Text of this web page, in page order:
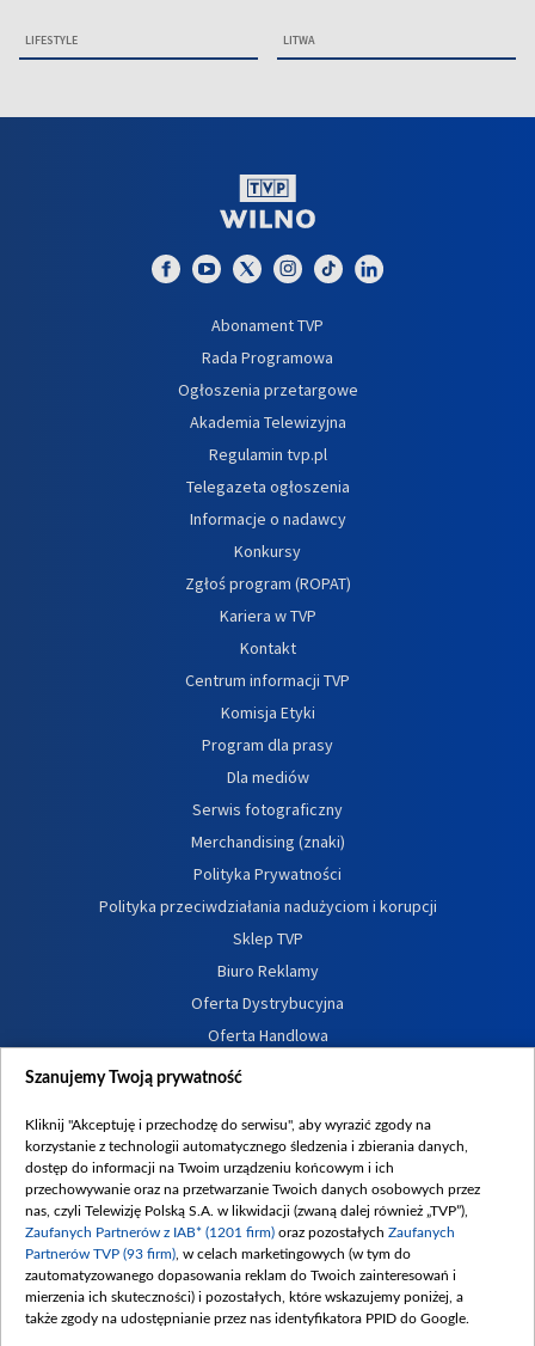
LIFESTYLE LITWA
Abonament TVP
Rada Programowa
Ogłoszenia przetargowe
Akademia Telewizyjna
Regulamin tvp.pl
Telegazeta ogłoszenia
Informacje o nadawcy
Konkursy
Zgłoś program (ROPAT)
Kariera w TVP
Kontakt
Centrum informacji TVP
Komisja Etyki
Program dla prasy
Dla mediów
Serwis fotograficzny
Merchandising (znaki)
Polityka Prywatności
Polityka przeciwdziałania nadużyciom i korupcji
Sklep TVP
Biuro Reklamy
Oferta Dystrybucyjna
Oferta Handlowa
Dostępność
Procedura zgłoszeń wewnętrznych
Szanujemy Twoją prywatność
Kliknij "Akceptuję i przechodzę do serwisu", aby wyrazić zgody na
korzystanie z technologii automatycznego śledzenia i zbierania danych,
dostęp do informacji na Twoim urządzeniu końcowym i ich
przechowywanie oraz na przetwarzanie Twoich danych osobowych przez
nas, czyli Telewizję Polską S.A. w likwidacji (zwaną dalej również „TVP”),
Zaufanych Partnerów z IAB* (1201 firm) oraz pozostałych Zaufanych
Partnerów TVP (93 firm) , w celach marketingowych (w tym do
zautomatyzowanego dopasowania reklam do Twoich zainteresowań i
mierzenia ich skuteczności) i pozostałych, które wskazujemy poniżej, a
także zgody na udostępnianie przez nas identyfikatora PPID do Google.